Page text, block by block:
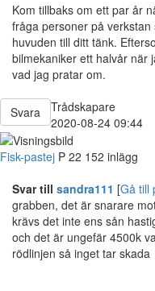
Kom tillbaks om ett par år
fråga personer på
huvuden till ditt tänk.
bilmekaniker ett halvår när
vad jag pratar om.
Svara
Trådskapare
2020-08-24 09:44
Fisk-pastej P 22 152 inlägg
Svar till sandra111 [Gå till
grabben, det är snarare
krävs det inte ens sån
och det är ungefär 4500k
rödlinjen så inget tar skada